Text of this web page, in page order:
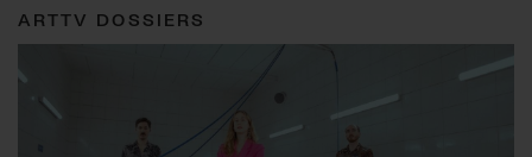
ARTTV DOSSIERS